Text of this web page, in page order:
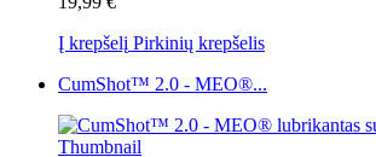
Į krepšelį Pirkinių krepšelis
CumShot™ 2.0 - MEO®...